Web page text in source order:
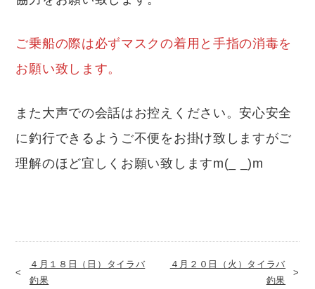
ご乗船の際は必ずマスクの着用と手指の消毒を
お願い致します。
また大声での会話はお控えください。安心安全
に釣行できるようご不便をお掛け致しますがご
理解のほど宜しくお願い致しますm(_ _)m
４月１８日（日）タイラバ
釣果
４月２０日（火）タイラバ
釣果